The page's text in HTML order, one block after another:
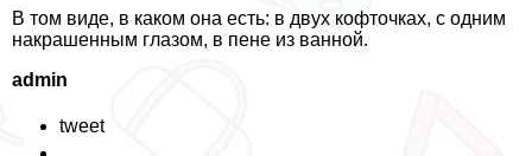
В том виде, в каком она есть: в двух кофточках, с одним
накрашенным глазом, в пене из ванной.
admin
tweet